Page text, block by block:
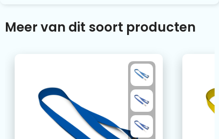
Meer van dit soort producten